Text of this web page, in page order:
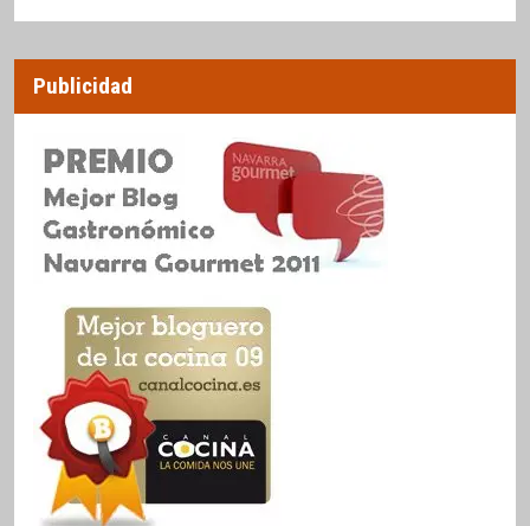
Publicidad